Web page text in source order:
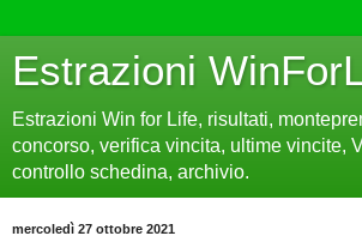
Estrazioni
Estrazioni Win for Life, risultati,
concorso, verifica vincita, ultime vincite,
controllo schedina, archivio.
mercoledì 27 ottobre 2021